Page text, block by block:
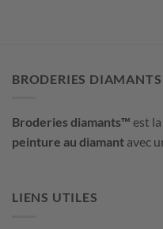
BRODERIES DIAMANTS
Broderies diamants™ est
peinture au diamant avec
LIENS UTILES